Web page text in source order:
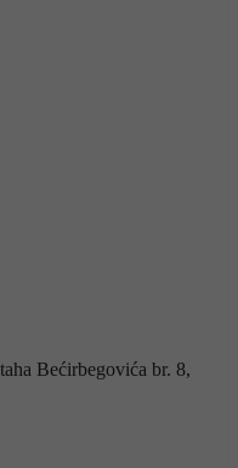
Bećirbegovića br. 8,